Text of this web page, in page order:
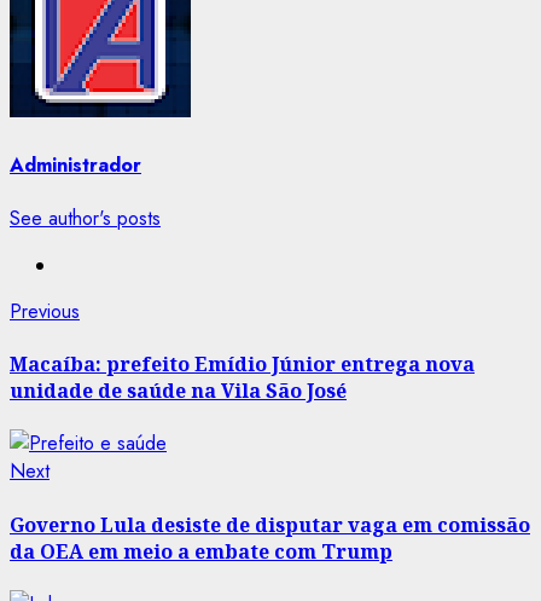
Administrador
See author's posts
Post
navigation
Previous
Macaíba: prefeito Emídio Júnior entrega nova
unidade de saúde na Vila São José
NextNext
Governo Lula desiste de disputar vaga em comissão
da OEA em meio a embate com Trump